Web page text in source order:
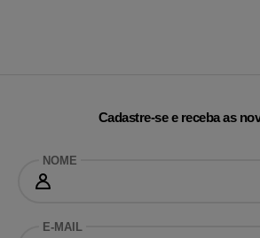
Cadastre-se e receba as
NOME
E-MAIL